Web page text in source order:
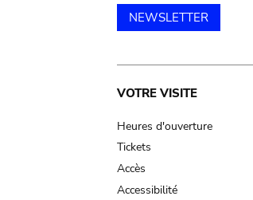
NEWSLETTER
Main
navigation
VOTRE VISITE
Heures d'ouverture
Tickets
Accès
Accessibilité